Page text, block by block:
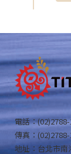
電話：
傳真：
地址：台北市南